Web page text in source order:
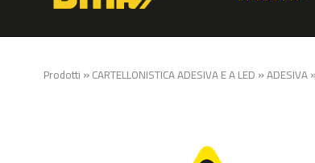
Prodotti » CARTELLONISTICA ADESIVA E A LED »ADESIVA